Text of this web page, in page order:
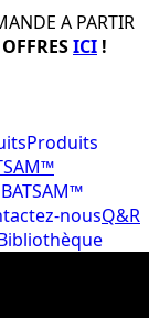
A PARTIR
ICI !
Produits
nousQ&R